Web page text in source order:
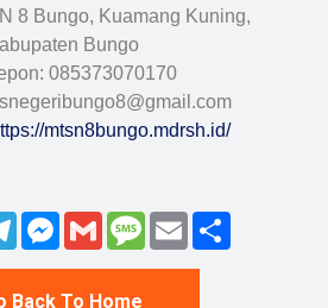
8 Bungo, Kuamang Kuning,
Bungo
085373070170
mtsn8bungo.mdrsh.id/
TelegramMessenger
Gmail Message
Email
Back To Home